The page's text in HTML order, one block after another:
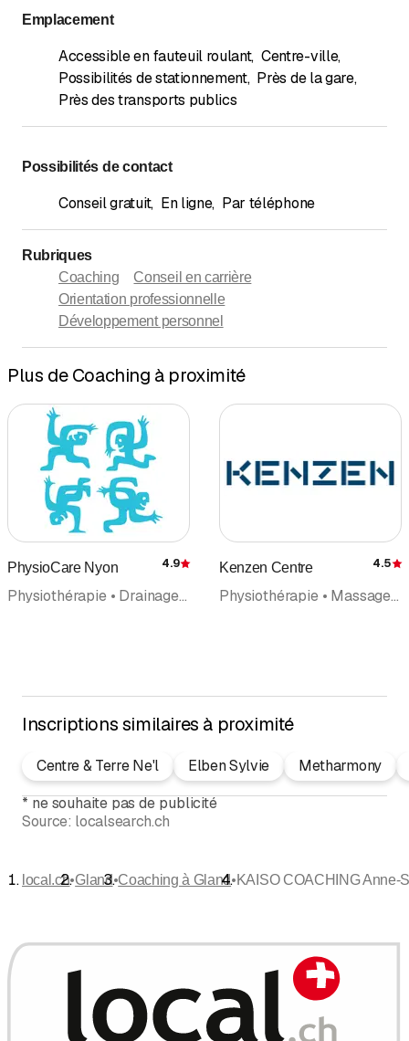
Emplacement
Accessible en fauteuil roulant, Centre-ville,
Possibilités de stationnement, Près de la gare,
Près des transports publics
Possibilités de contact
Conseil gratuit, En ligne, Par téléphone
Rubriques
Coaching
Conseil en carrière
Orientation professionnelle
Développement personnel
Plus de Coaching à proximité
PhysioCare Nyon Évaluation
4.9
Physiothérapie • Drainage lymphatique • Réhabilitation • Massage • Massage de santé et de sport • Pilates • Massage thérapeutique • Thérapie manuelle • Soins à domicile • Coaching • Thérapie craniosacrale
Kenzen Centre 4.5
Physiothérapie • Massage • Massage de santé et de sport • Réhabilitation • Thérapie manuelle • Coaching • Massage thérapeutique
Inscriptions similaires à proximité
Centre & Terre Ne'l Elben Sylvie
Metharmony
*ne souhaite pas de publicité
Source: localsearch.ch
local.ch•Gland•Coaching à Gland•KAISO COACHING Anne-